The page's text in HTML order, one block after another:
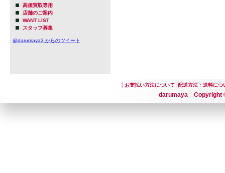
高価買取専用
店舗のご案内
WANT LIST
スタッフ募集
@darumaya3 からのツイート
お支払い方法について│ 配送方法・送料につ
darumaya Copyright